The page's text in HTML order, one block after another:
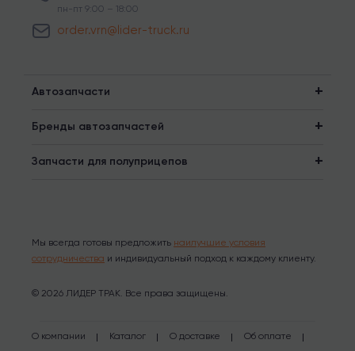
пн-пт 9:00 – 18:00
order.vrn@lider-truck.ru
Автозапчасти
Бренды автозапчастей
Запчасти для полуприцепов
Мы всегда готовы предложить наилучшие условия
сотрудничества и индивидуальный подход к каждому клиенту.
© 2026 ЛИДЕР ТРАК. Все права защищены.
О компании Каталог О доставке Об оплате